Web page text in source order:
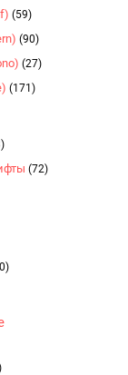
(59)
(90)
(27)
(171)
(72)